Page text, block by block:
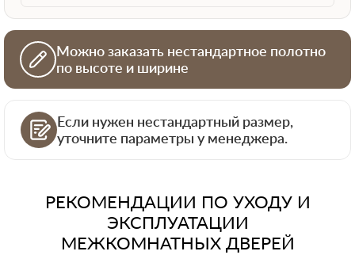
Можно заказать нестандартное полотно
по высоте и ширине
Если нужен нестандартный размер,
уточните параметры у менеджера.
РЕКОМЕНДАЦИИ ПО УХОДУ И
ЭКСПЛУАТАЦИИ
МЕЖКОМНАТНЫХ ДВЕРЕЙ